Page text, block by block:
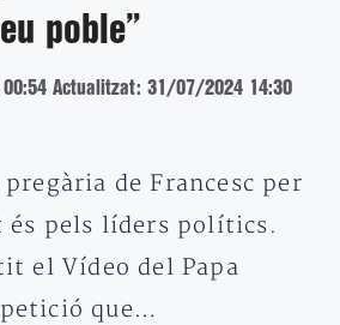
poble”
Actualitzat: 31/07/2024 14:30
de Francesc per
és pels líders polítics.
el Vídeo del Papa
que…